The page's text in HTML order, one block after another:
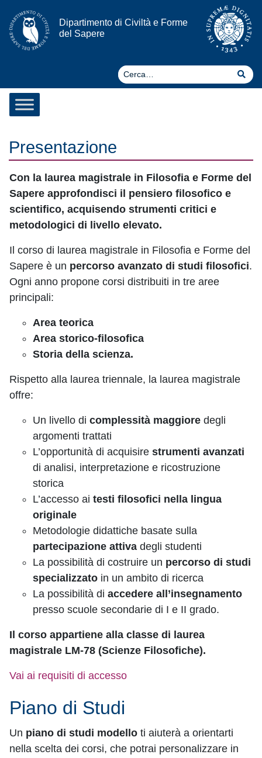
Vai al contenuto
Dipartimento di Civiltà e Forme
del Sapere
Presentazione
Con la laurea magistrale in Filosofia e Forme del
Sapere approfondisci il pensiero filosofico e
scientifico, acquisendo strumenti critici e
metodologici di livello elevato.
Il corso di laurea magistrale in Filosofia e Forme del
Sapere è un percorso avanzato di studi filosofici.
Ogni anno propone corsi distribuiti in tre aree
principali:
Area teorica
Area storico-filosofica
Storia della scienza.
Rispetto alla laurea triennale, la laurea magistrale
offre:
Un livello di complessità maggiore degli
argomenti trattati
L’opportunità di acquisire strumenti avanzati
di analisi, interpretazione e ricostruzione
storica
L’accesso ai testi filosofici nella lingua
originale
Metodologie didattiche basate sulla
partecipazione attiva degli studenti
La possibilità di costruire un percorso di studi
specializzato in un ambito di ricerca
La possibilità di accedere all’insegnamento
presso scuole secondarie di I e II grado.
Il corso appartiene alla classe di laurea
magistrale LM-78 (Scienze Filosofiche).
Vai ai requisiti di accesso
Piano di Studi
Un piano di studi modello ti aiuterà a orientarti
nella scelta dei corsi, che potrai personalizzare in